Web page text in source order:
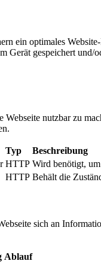
ein optimales
Gerät gespeichert und/
nutzbar zu
Typ Beschreibung
HTTP Wird benötigt,
HTTP Behält die
sich an
Ablauf